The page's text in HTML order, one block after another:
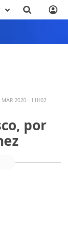
MAR 2020 - 11H02
por